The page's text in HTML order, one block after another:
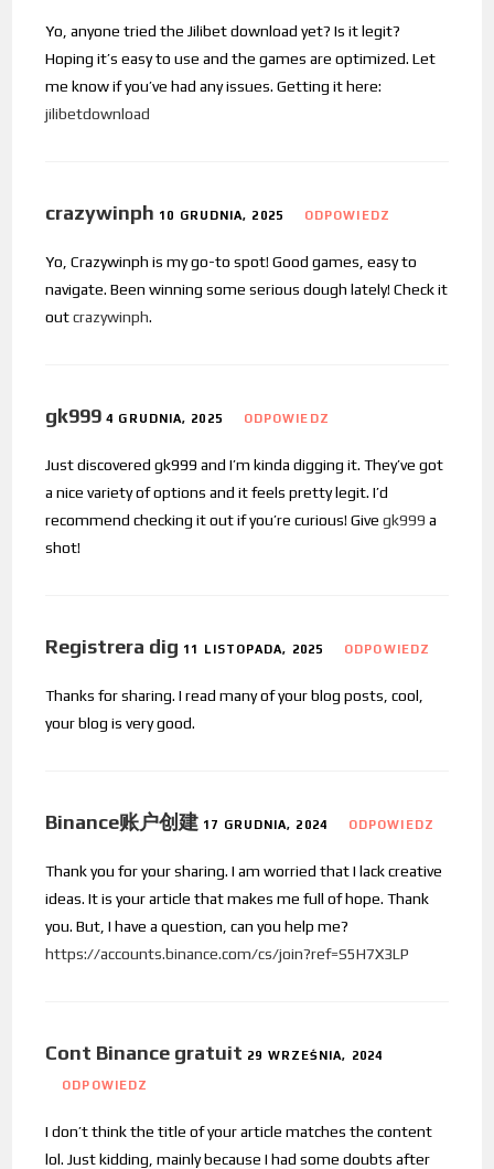
Yo, anyone tried the Jilibet download yet? Is it legit?
Hoping it’s easy to use and the games are optimized. Let
me know if you’ve had any issues. Getting it here:
jilibetdownload
crazywinph 10 GRUDNIA, 2025 ODPOWIEDZ
Yo, Crazywinph is my go-to spot! Good games, easy to
navigate. Been winning some serious dough lately! Check it
outcrazywinph.
gk999 4 GRUDNIA, 2025 ODPOWIEDZ
Just discovered gk999 and I’m kinda digging it. They’ve got
a nice variety of options and it feels pretty legit. I’d
recommend checking it out if you’re curious! Givegk999 a
shot!
Registrera dig 11 LISTOPADA, 2025 ODPOWIEDZ
Thanks for sharing. I read many of your blog posts, cool,
your blog is very good.
Binance账户创建 17 GRUDNIA, 2024 ODPOWIEDZ
Thank you for your sharing. I am worried that I lack creative
ideas. It is your article that makes me full of hope. Thank
you. But, I have a question, can you help me?
https://accounts.binance.com/cs/join?ref=S5H7X3LP
Cont Binance gratuit 29 WRZEŚNIA, 2024
ODPOWIEDZ
I don’t think the title of your article matches the content
lol. Just kidding, mainly because I had some doubts after